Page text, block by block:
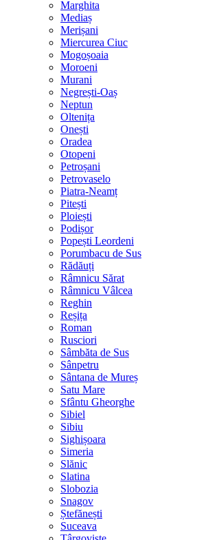
Marghita
Mediaș
Merișani
Miercurea Ciuc
Mogoșoaia
Moroeni
Murani
Negrești-Oaș
Neptun
Oltenița
Onești
Oradea
Otopeni
Petroșani
Petrovaselo
Piatra-Neamț
Pitești
Ploiești
Podișor
Popești Leordeni
Porumbacu de Sus
Rădăuți
Râmnicu Sărat
Râmnicu Vâlcea
Reghin
Reșița
Roman
Rusciori
Sâmbăta de Sus
Sânpetru
Sântana de Mureș
Satu Mare
Sfântu Gheorghe
Sibiel
Sibiu
Sighișoara
Simeria
Slănic
Slatina
Slobozia
Snagov
Ștefănești
Suceava